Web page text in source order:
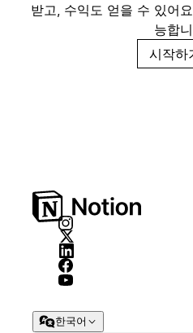
받고, 수익도 얻을 수 있어
능합
시작하
한국어